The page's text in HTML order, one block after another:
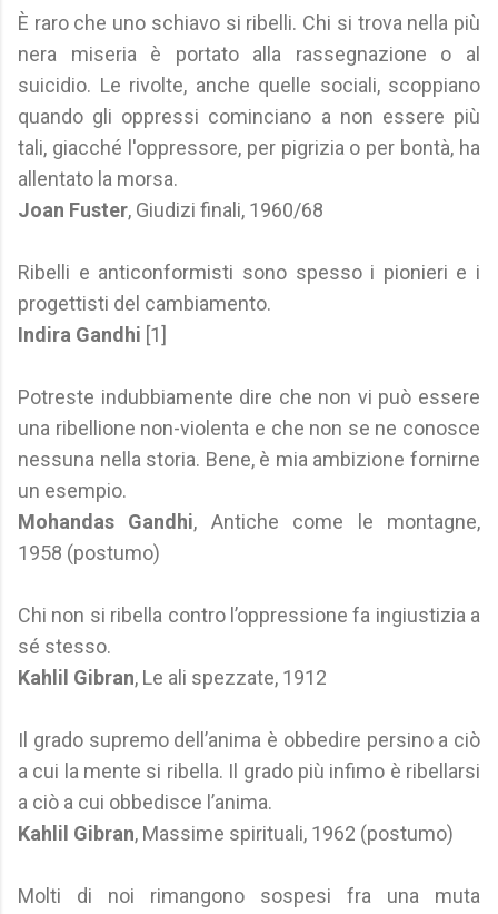
È raro che uno schiavo si ribelli. Chi si trova nella più
nera miseria è portato alla rassegnazione o al
suicidio. Le rivolte, anche quelle sociali, scoppiano
quando gli oppressi cominciano a non essere più
tali, giacché l'oppressore, per pigrizia o per bontà, ha
allentato la morsa.
Joan Fuster, Giudizi finali, 1960/68
Ribelli e anticonformisti sono spesso i pionieri e i
progettisti del cambiamento.
Indira Gandhi [1]
Potreste indubbiamente dire che non vi può essere
una ribellione non-violenta e che non se ne conosce
nessuna nella storia. Bene, è mia ambizione fornirne
un esempio.
Mohandas Gandhi, Antiche come le montagne,
1958 (postumo)
Chi non si ribella contro l’oppressione fa ingiustizia a
sé stesso.
Kahlil Gibran, Le ali spezzate, 1912
Il grado supremo dell’anima è obbedire persino a ciò
a cui la mente si ribella. Il grado più infimo è ribellarsi
a ciò a cui obbedisce l’anima.
Kahlil Gibran, Massime spirituali, 1962 (postumo)
Molti di noi rimangono sospesi fra una muta